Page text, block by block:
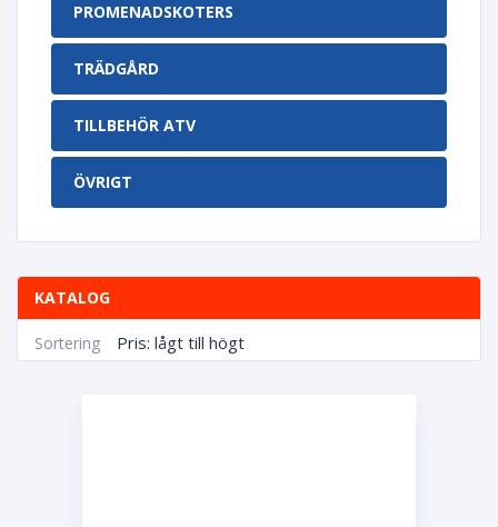
PROMENADSKOTERS
TRÄDGÅRD
TILLBEHÖR ATV
ÖVRIGT
KATALOG
Sortering Pris: lågt till högt